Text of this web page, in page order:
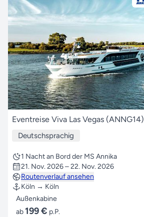
Eventreise Viva Las Vegas (ANNG14)
Deutschsprachig
1 Nacht an Bord der MS Annika
21. Nov. 2026 – 22. Nov. 2026
Routenverlauf ansehen
Köln → Köln
Außenkabine
ab199 € p.P.